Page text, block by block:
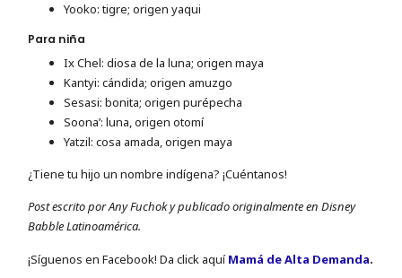
Yooko: tigre; origen yaqui
Para niña
Ix Chel: diosa de la luna; origen maya
Kantyi: cándida; origen amuzgo
Sesasi: bonita; origen purépecha
Soona’: luna, origen otomí
Yatzil: cosa amada, origen maya
¿Tiene tu hijo un nombre indígena? ¡Cuéntanos!
Post escrito por Any Fuchok y publicado originalmente en Disney
Babble Latinoamérica.
¡Sí­guenos en Facebook! Da click aquíMamá de Alta Demanda.